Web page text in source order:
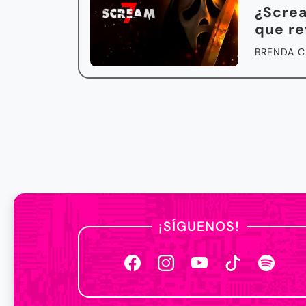
que
BRENDA
¡SÍGUENOS!